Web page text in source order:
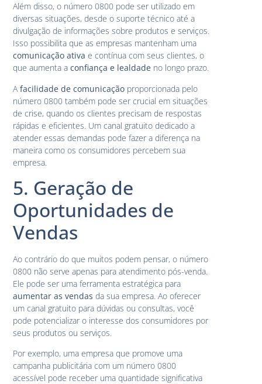
Além disso, o número 0800 pode ser utilizado em
diversas situações, desde o suporte técnico até a
divulgação de informações sobre produtos e serviços.
Isso possibilita que as empresas mantenham uma
comunicação ativa e contínua com seus clientes, o
que aumenta aconfiança e lealdade no longo prazo.
Afacilidade de comunicação proporcionada pelo
número 0800 também pode ser crucial em situações
de crise, quando os clientes precisam de respostas
rápidas e eficientes. Um canal gratuito dedicado a
atender essas demandas pode fazer a diferença na
maneira como os consumidores percebem sua
empresa.
5. Geração de
Oportunidades de
Vendas
Ao contrário do que muitos podem pensar, o número
0800 não serve apenas para atendimento pós-venda.
Ele pode ser uma ferramenta estratégica para
aumentar as vendas da sua empresa. Ao oferecer
um canal gratuito para dúvidas ou consultas, você
pode potencializar o interesse dos consumidores por
seus produtos ou serviços.
Por exemplo, uma empresa que promove uma
campanha publicitária com um número 0800
acessível pode receber uma quantidade significativa